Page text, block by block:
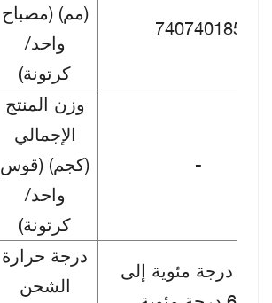
(مم) (مصباح
واحد/
كرتونة)
740740185
وزن المنتج
الإجمالي
(كجم) (قوس
واحد/
كرتونة)
-
درجة حرارة
الشحن
من 0 درجة مئوية إلى